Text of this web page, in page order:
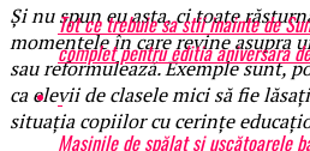
Și nu spun eu asta, ci toate
momentele în care revine asupra
sau reformulează. Exemple sunt,
ca elevii de clasele mici să fie
situația copiilor cu cerințe
Tot ce trebuie sa stii inainte de
complet pentru editia aniversara
Mașinile de spălat și uscătoarele